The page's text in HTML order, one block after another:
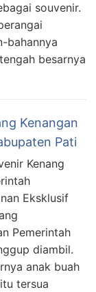
souvenir.
bahannya
besarnya
Kenangan
Pati
Kenang
Eksklusif
Pemerintah
diambil.
anak buah
tersua